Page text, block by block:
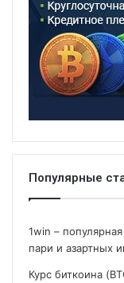
Популярные
1win –
пари и азартных
Курс биткоина